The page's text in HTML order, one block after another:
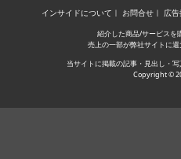
インサイドについて お問合せ 広
紹介した商品/サービスを
売上の一部が弊社サイトに還
当サイトに掲載の記事・見出し・
Copyright ©